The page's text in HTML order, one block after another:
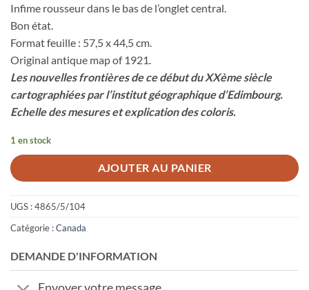
Infime rousseur dans le bas de l’onglet central.
Bon état.
Format feuille : 57,5 x 44,5 cm.
Original antique map of 1921.
Les nouvelles frontières de ce début du XXème siècle
cartographiées par l’institut géographique d’Edimbourg.
Echelle des mesures et explication des coloris.
1 en stock
AJOUTER AU PANIER
UGS :4865/5/104
Catégorie :Canada
DEMANDE D'INFORMATION